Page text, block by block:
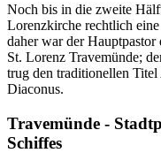
Noch bis in die zweite
Lorenzkirche rechtlich
daher war der
St. Lorenz Travemünde;
trug den traditionellen
Diaconus.
Travemünde -
Schiffes